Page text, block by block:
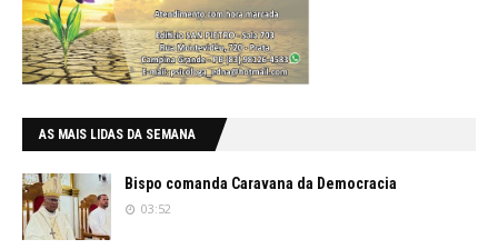
AS MAIS LIDAS DA SEMANA
Bispo comanda Caravana da Democracia
03:52